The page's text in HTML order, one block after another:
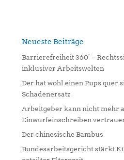
n
v
e
:
Neueste Beiträge
Barrierefreiheit 360° –
inklusiver Arbeitswelten
Der hat wohl einen Pups quer
Schadenersatz
Arbeitgeber kann nicht mehr
Einwurfeinschreiben
Der chinesische Bambus
Bundesarbeitsgericht stärkt